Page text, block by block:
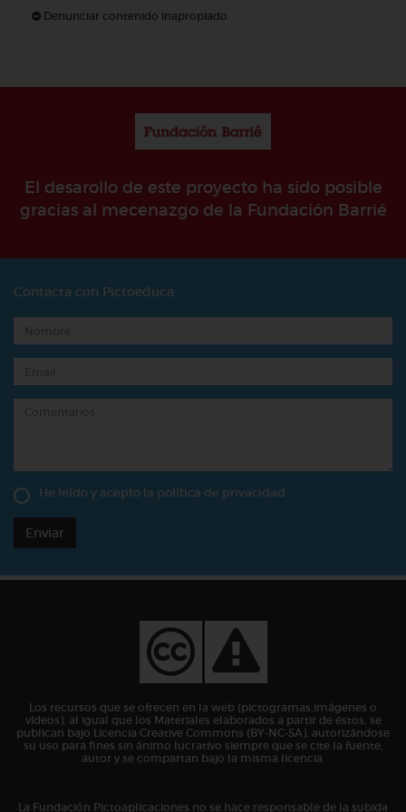
Denunciar contenido inapropiado
El desarollo de este proyecto ha sido posible
gracias al mecenazgo de la Fundación Barrié
Contacta con Pictoeduca
He leído y acepto la política de privacidad
Enviar
Los recursos que se ofrecen en la web (pictogramas,imágenes o
vídeos), al igual que los Materiales elaborados a partir de éstos, se
publican bajo Licencia Creative Commons (BY-NC-SA), autorizándose
su uso para fines sin ánimo lucrativo siempre que se cite la fuente,
autor y se compartan bajo la misma licencia.
La Fundación Pictoaplicaciones no se hace responsable de la subida